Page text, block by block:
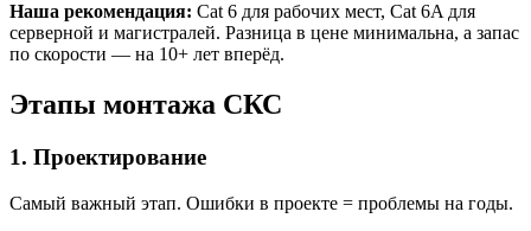
Наша рекомендация: Cat 6 для рабочих мест, Cat 6A для
серверной и магистралей. Разница в цене минимальна, а запас
по скорости — на 10+ лет вперёд.
Этапы монтажа СКС
1. Проектирование
Самый важный этап. Ошибки в проекте = проблемы на годы.